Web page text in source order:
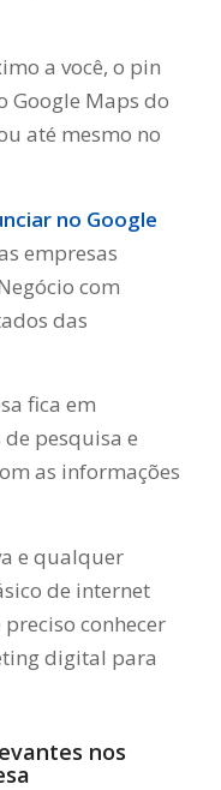
a você, o pin
Google Maps do
até mesmo no
no Google
empresas
com
das
fica em
pesquisa e
as informações
e qualquer
de internet
conhecer
digital para
nos